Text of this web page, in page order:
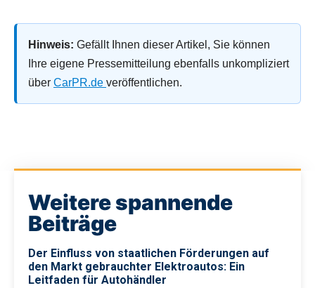
Hinweis: Gefällt Ihnen dieser Artikel, Sie können
Ihre eigene Pressemitteilung ebenfalls unkompliziert
über CarPR.de veröffentlichen.
Weitere spannende
Beiträge
Der Einfluss von staatlichen Förderungen auf
den Markt gebrauchter Elektroautos: Ein
Leitfaden für Autohändler